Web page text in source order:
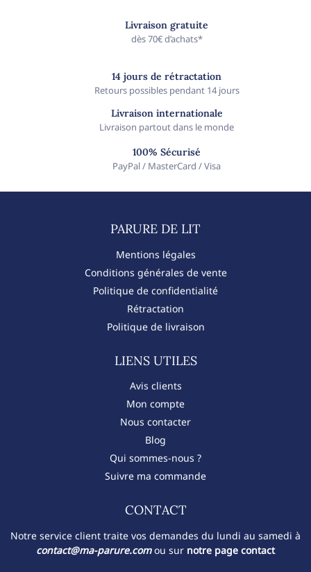
Livraison gratuite
dès 70€ d’achats*
14 jours de rétractation
Retours possibles pendant 14 jours
Livraison internationale
Livraison partout dans le monde
100% Sécurisé
PayPal / MasterCard / Visa
PARURE DE LIT​
Mentions légales
Conditions générales de vente
Politique de confidentialité
Rétractation
Politique de livraison
LIENS UTILES
Avis clients
Mon compte
Nous contacter
Blog
Qui sommes-nous ?
Suivre ma commande
CONTACT​
Notre service client traite vos demandes du lundi au samedi à
contact@ma-parure.comou sur notre page contact